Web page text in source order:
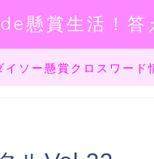
懸賞生活！答
イソー懸賞クロスワード